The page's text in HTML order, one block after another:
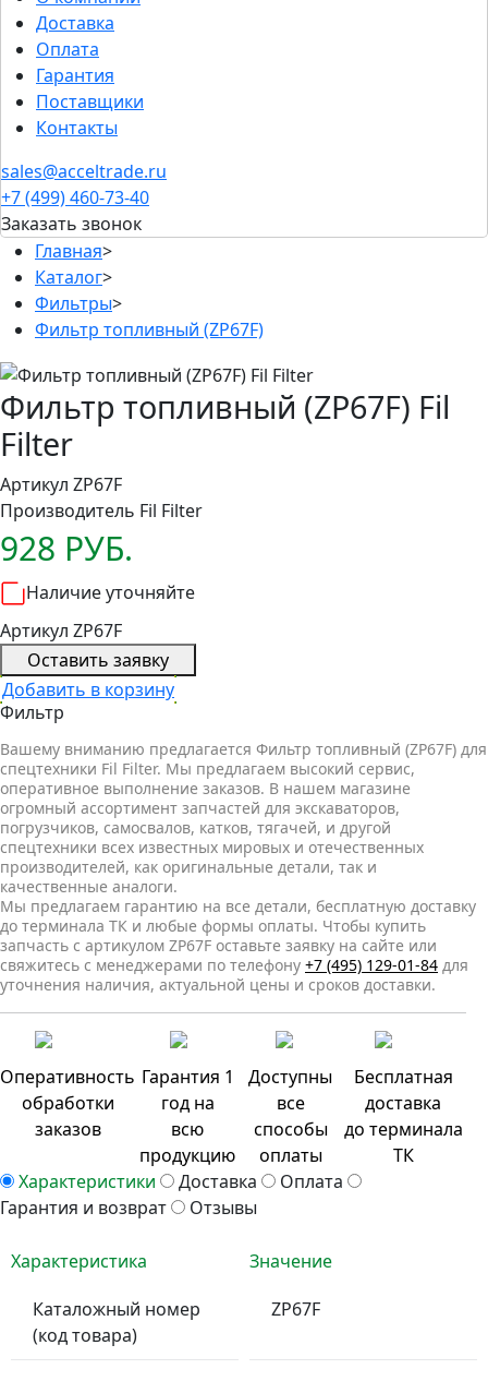
Доставка
Оплата
Гарантия
Поставщики
Контакты
sales@acceltrade.ru
+7 (499) 460-73-40
Заказать звонок
Главная>
Каталог>
Фильтры>
Фильтр топливный (ZP67F)
Фильтр топливный (ZP67F) Fil
Filter
Артикул ZP67F
Производитель Fil Filter
928 РУБ.
Наличие уточняйте
Артикул ZP67F
Оставить заявку
Добавить в корзину
Фильтр
Вашему вниманию предлагается Фильтр топливный (ZP67F) для
спецтехники Fil Filter. Мы предлагаем высокий сервис,
оперативное выполнение заказов. В нашем магазине
огромный ассортимент запчастей для экскаваторов,
погрузчиков, самосвалов, катков, тягачей, и другой
спецтехники всех известных мировых и отечественных
производителей, как оригинальные детали, так и
качественные аналоги.
Мы предлагаем гарантию на все детали, бесплатную доставку
до терминала ТК и любые формы оплаты. Чтобы купить
запчасть с артикулом ZP67F оставьте заявку на сайте или
свяжитесь с менеджерами по телефону +7 (495) 129-01-84 для
уточнения наличия, актуальной цены и сроков доставки.
Оперативность
обработки
заказов
Гарантия 1
год на
всю
продукцию
Доступны
все
способы
оплаты
Бесплатная
доставка
до терминала
ТК
Характеристики
Доставка
Оплата
Гарантия и возврат
Отзывы
Характеристика
Значение
Каталожный номер
(код товара)
ZP67F